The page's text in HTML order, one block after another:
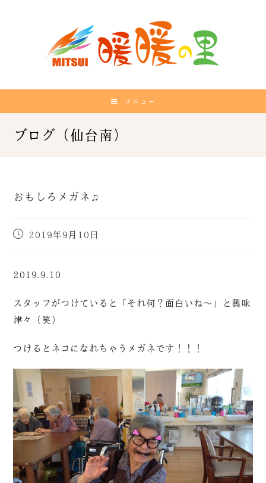
メニュー
おもしろメガネ♫
2019年9月10日
2019.9.10
スタッフがつけていると「それ何？面白いね～」と興味
津々（笑）
つけるとネコになれちゃうメガネです！！！